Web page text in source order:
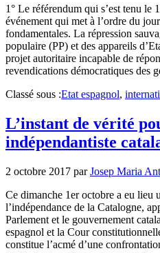
1° Le référendum qui s’est tenu le
événement qui met à l’ordre du
fondamentales. La répression
populaire (PP) et des appareils
projet autoritaire incapable de
revendications démocratiques des
Classé sous :Etat espagnol,
L’instant de vérité
indépendantiste
2 octobre 2017 parJosep Maria
Ce dimanche 1er octobre a eu lieu
l’indépendance de la Catalogne,
Parlement et le gouvernement
espagnol et la Cour
constitue l’acmé d’une